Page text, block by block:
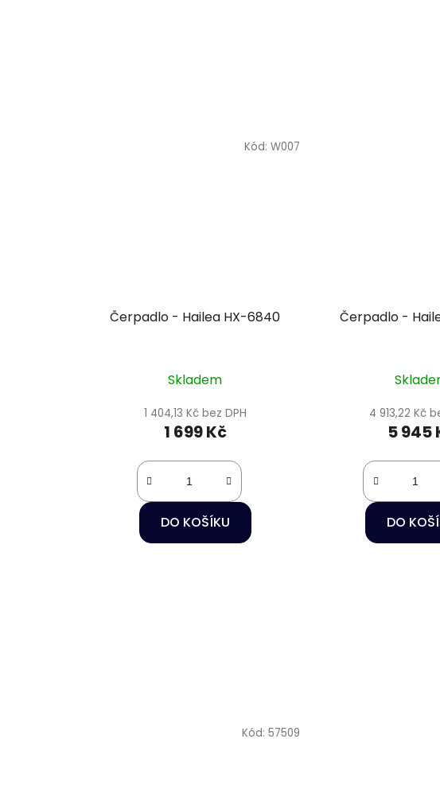
Čerpadlo - Hailea HX-6840
Skladem
1 404,13 Kč bez DPH
1 699 Kč
DO KOŠÍKU
Kód: W007
Čerpadlo -
4 913,22 Kč
5 945
DO
Kód: 57509